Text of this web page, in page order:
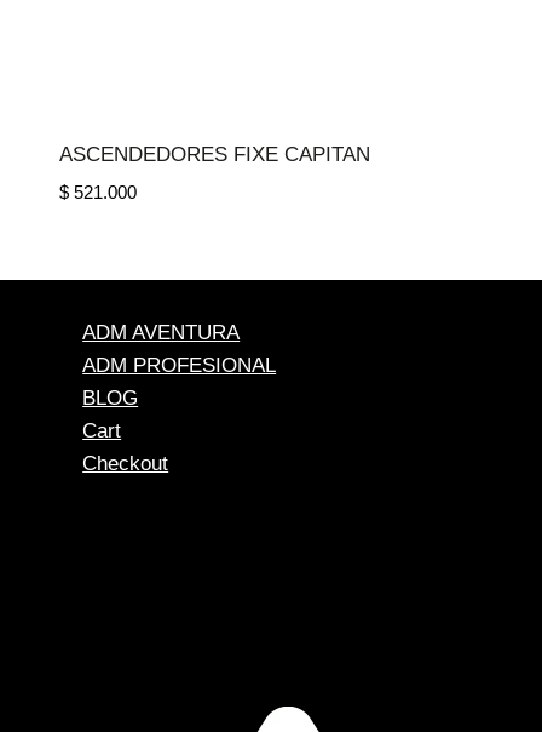
ASCENDEDORES FIXE CAPITAN
$521.000
ADM AVENTURA
ADM PROFESIONAL
BLOG
Cart
Checkout